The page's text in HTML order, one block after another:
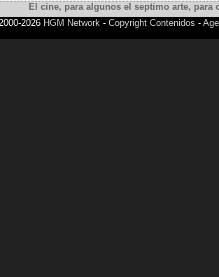
El cine, para algunos el septimo arte,
2026 HGM Network - Copyright Contenidos -